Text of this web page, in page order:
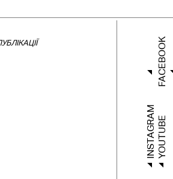
INSTAGRAMYOUTUBE
FACEBOOK